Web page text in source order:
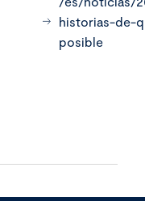
historias-de-
posible